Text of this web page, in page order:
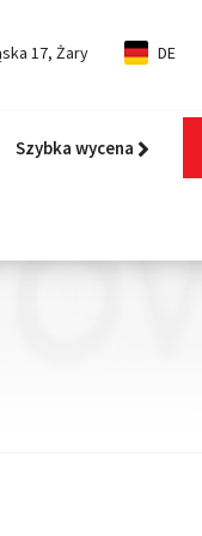
17, Żary DE
Szybka wycena